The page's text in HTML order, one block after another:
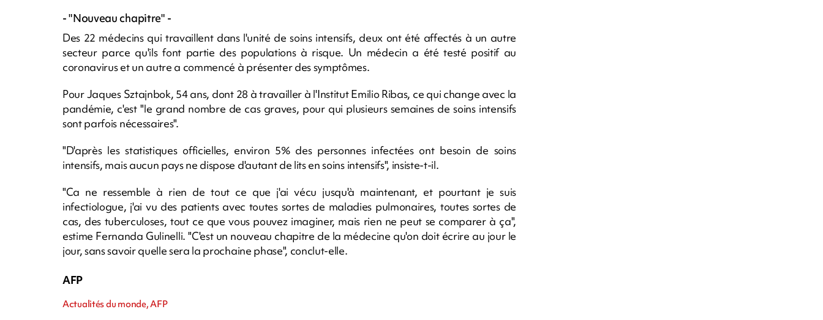
- "Nouveau chapitre" -
Des 22 médecins qui travaillent dans l'unité de soins intensifs, deux ont été affectés à un autre
secteur parce qu'ils font partie des populations à risque. Un médecin a été testé positif au
coronavirus et un autre a commencé à présenter des symptômes.
Pour Jaques Sztajnbok, 54 ans, dont 28 à travailler à l'Institut Emilio Ribas, ce qui change avec la
pandémie, c'est "le grand nombre de cas graves, pour qui plusieurs semaines de soins intensifs
sont parfois nécessaires".
"D'après les statistiques officielles, environ 5% des personnes infectées ont besoin de soins
intensifs, mais aucun pays ne dispose d'autant de lits en soins intensifs", insiste-t-il.
"Ca ne ressemble à rien de tout ce que j'ai vécu jusqu'à maintenant, et pourtant je suis
infectiologue, j'ai vu des patients avec toutes sortes de maladies pulmonaires, toutes sortes de
cas, des tuberculoses, tout ce que vous pouvez imaginer, mais rien ne peut se comparer à ça",
estime Fernanda Gulinelli. "C'est un nouveau chapitre de la médecine qu'on doit écrire au jour le
jour, sans savoir quelle sera la prochaine phase", conclut-elle.
AFP
Actualités du monde, AFP